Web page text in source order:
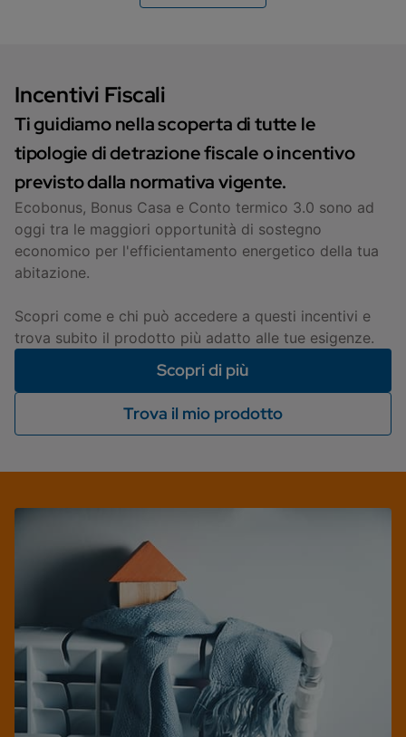
Incentivi Fiscali
Ti guidiamo nella scoperta di tutte le
tipologie di detrazione fiscale o incentivo
previsto dalla normativa vigente.
Ecobonus, Bonus Casa e Conto termico 3.0 sono ad
oggi tra le maggiori opportunità di sostegno
economico per l'efficientamento energetico della tua
abitazione.
Scopri come e chi può accedere a questi incentivi e
trova subito il prodotto più adatto alle tue esigenze.
Scopri di più
Trova il mio prodotto